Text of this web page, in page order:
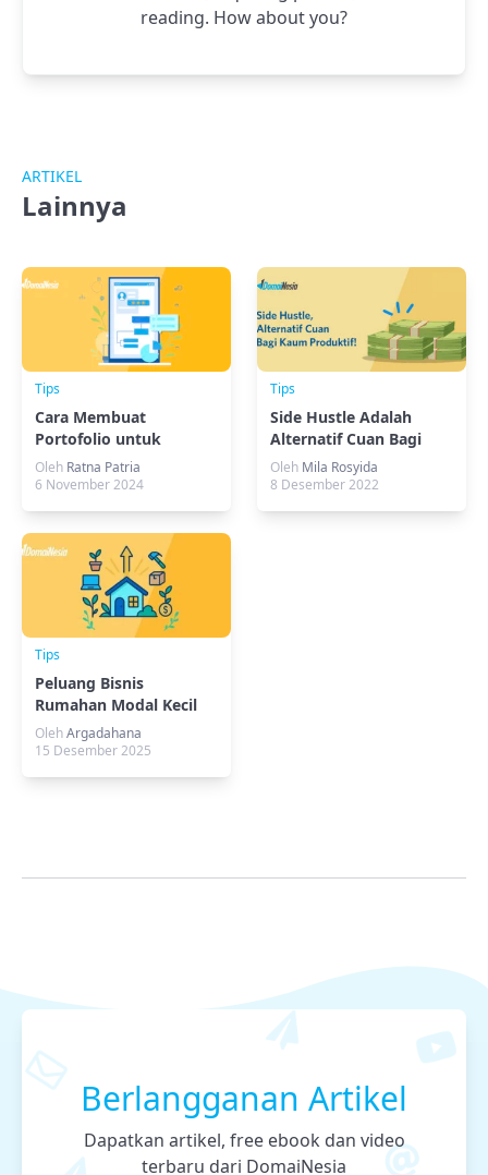
reading. How about you?
ARTIKEL
Lainnya
Tips
Cara Membuat
Portofolio untuk
Pemula
Oleh Ratna Patria
6 November 2024
Tips
Side Hustle Adalah
Alternatif Cuan Bagi
Kaum Produktif!
Oleh Mila Rosyida
8 Desember 2022
Tips
Peluang Bisnis
Rumahan Modal Kecil
OlehArgadahana
15 Desember 2025
Berlangganan Artikel
Dapatkan artikel, free ebook dan video
terbaru dari DomaiNesia